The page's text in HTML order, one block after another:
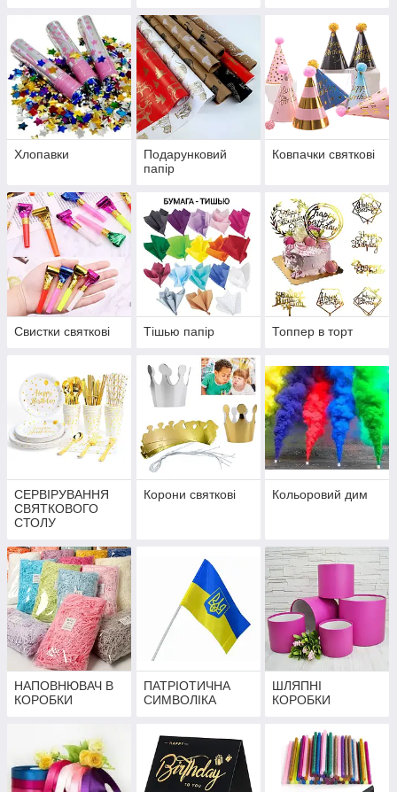
Хлопавки
Подарунковий
папір
Ковпачки святкові
Свистки святкові Тішью папір Топпер в торт
СЕРВІРУВАННЯ
СВЯТКОВОГО
СТОЛУ
Корони святкові Кольоровий дим
НАПОВНЮВАЧ В
КОРОБКИ
ПАТРІОТИЧНА
СИМВОЛІКА
ШЛЯПНІ
КОРОБКИ